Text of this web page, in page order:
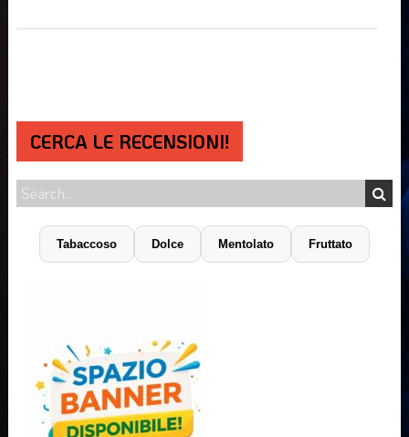
CERCA LE RECENSIONI!
Tabaccoso Dolce Mentolato Fruttato